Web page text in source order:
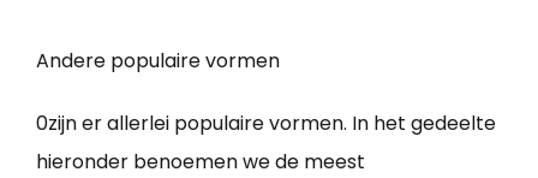
Andere populaire vormen
0zijn er allerlei populaire vormen. In het gedeelte
hieronder benoemen we de meest